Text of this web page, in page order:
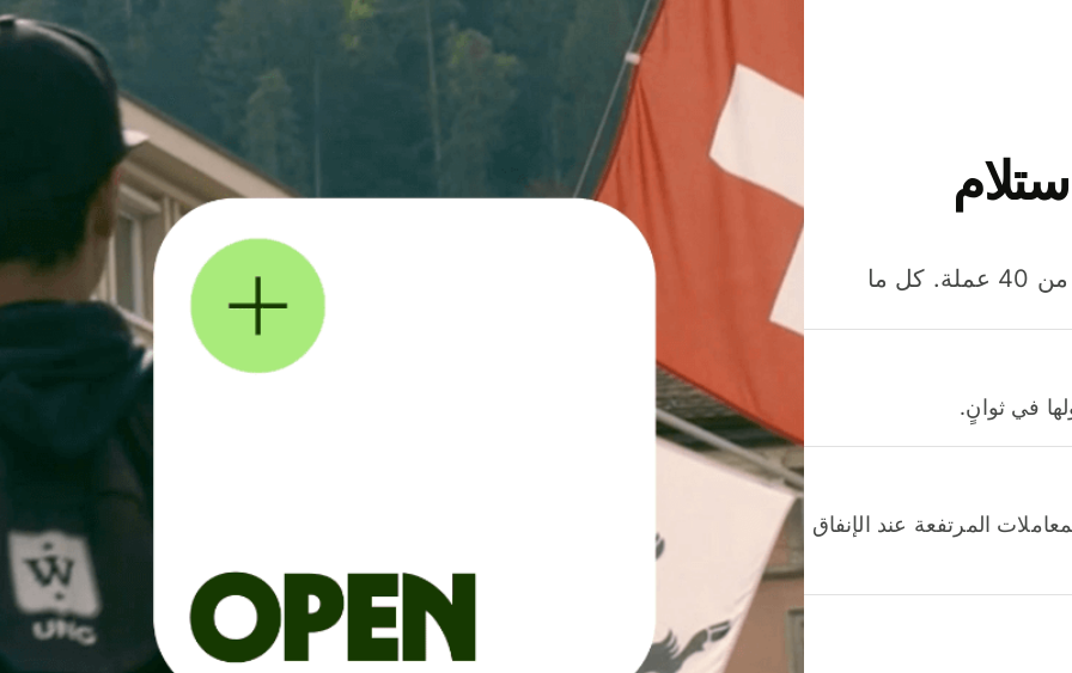
وفّر المال عند إرسال الأموال وإنفاقها واستلامها بأكثر من 40 عملة. كل ما
في ثوانٍ.
المرتفعة عند الإنفاق